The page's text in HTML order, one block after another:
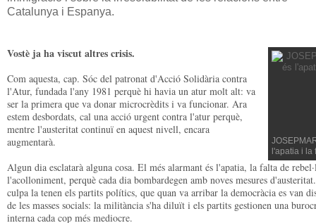
Catalunya i Espanya.
l'apatia i la
Vostè ja ha viscut altres crisis.
Com aquesta, cap. Sóc del patronat d'Acció Solidària contra
l'Atur, fundada l'any 1981 perquè hi havia un atur molt alt: va
ser la primera que va donar microcrèdits i va funcionar. Ara
estem desbordats, cal una acció urgent contra l'atur perquè,
mentre l'austeritat continuï en aquest nivell, encara
augmentarà.
Algun dia esclatarà alguna cosa. El més alarmant és l'apatia, la falta de
l'acolloniment, perquè cada dia bombardegen amb noves mesures
culpa la tenen els partits polítics, que quan va arribar la democràcia es van
de les masses socials: la militància s'ha diluït i els partits gestionen una
interna cada cop més mediocre.